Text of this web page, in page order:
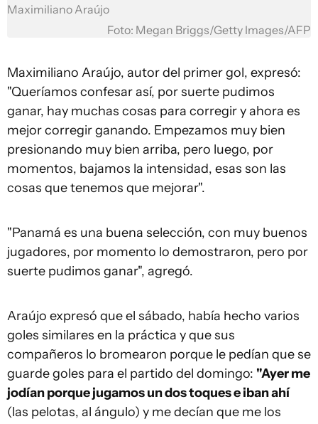
Maximiliano Araújo
Foto: Megan Briggs/Getty Images/AFP
Maximiliano Araújo, autor del primer gol, expresó:
"Queríamos confesar así, por suerte pudimos
ganar, hay muchas cosas para corregir y ahora es
mejor corregir ganando. Empezamos muy bien
presionando muy bien arriba, pero luego, por
momentos, bajamos la intensidad, esas son las
cosas que tenemos que mejorar".
"Panamá es una buena selección, con muy buenos
jugadores, por momento lo demostraron, pero por
suerte pudimos ganar", agregó.
Araújo expresó que el sábado, había hecho varios
goles similares en la práctica y que sus
compañeros lo bromearon porque le pedían que se
guarde goles para el partido del domingo: "Ayer me
jodían porque jugamos un dos toques e iban ahí
(las pelotas, al ángulo) y me decían que me los